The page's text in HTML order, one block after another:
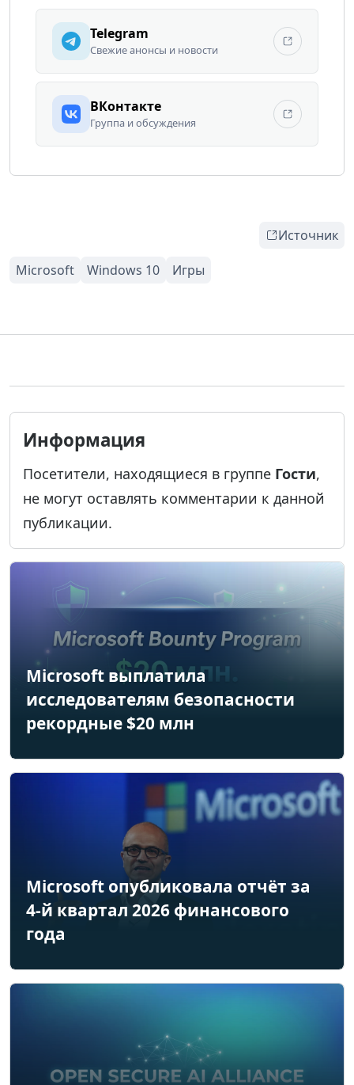
Telegram
Свежие анонсы и новости
ВКонтакте
Группа и обсуждения
Источник
Информация
Посетители, находящиеся в группе Гости,
не могут оставлять комментарии к данной
публикации.
Microsoft выплатила
исследователям безопасности
рекордные $20 млн
Microsoft опубликовала отчёт за
4-й квартал 2026 финансового
года